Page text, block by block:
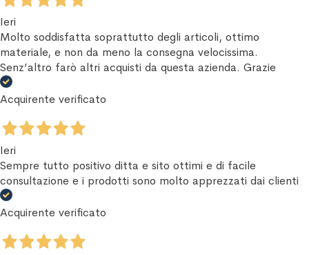
Ieri
Molto soddisfatta soprattutto degli articoli, ottimo
materiale, e non da meno la consegna velocissima.
Senz’altro farò altri acquisti da questa azienda. Grazie
Acquirente verificato
Ieri
Sempre tutto positivo ditta e sito ottimi e di facile
consultazione e i prodotti sono molto apprezzati dai clienti
Acquirente verificato